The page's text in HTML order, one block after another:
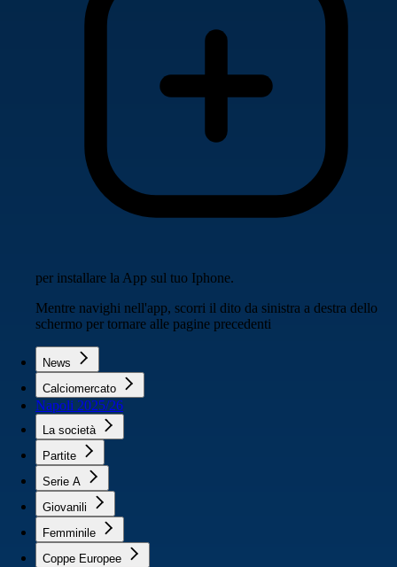
per installare la App sul tuo Iphone.
Mentre navighi nell'app, scorri il dito da sinistra a destra dello
schermo per tornare alle pagine precedenti
News
Calciomercato
Napoli 2025/26
La società
Partite
Serie A
Giovanili
Femminile
Coppe Europee